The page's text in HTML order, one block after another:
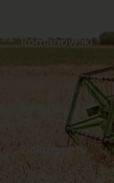
Dokumenty
Regulamin
Romanowski
Sklep internetowy